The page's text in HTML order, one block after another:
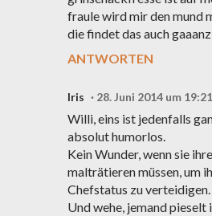
fraule wird mir den mund
die findet das auch
ANTWORTEN
Iris 28. Juni 2014 um 19:21
Willi, eins ist jedenfalls
absolut humorlos.
Kein Wunder, wenn sie
malträtieren müssen, um
Chefstatus zu
Und wehe, jemand pieselt